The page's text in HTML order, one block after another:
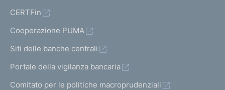
CERTFin
Cooperazione PUMA
Siti delle banche centrali
Portale della vigilanza bancaria
Comitato per le politiche macroprudenziali